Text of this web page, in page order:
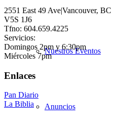
Nuestros Eventos
Anuncios
2551 East 49 Ave|Vancouver, BC
V5S 1J6
Tfno: 604.659.4225
Servicios:
Domingos 2pm y 6:30pm
Miércoles 7pm
Enlaces
Pan Diario
La Biblia